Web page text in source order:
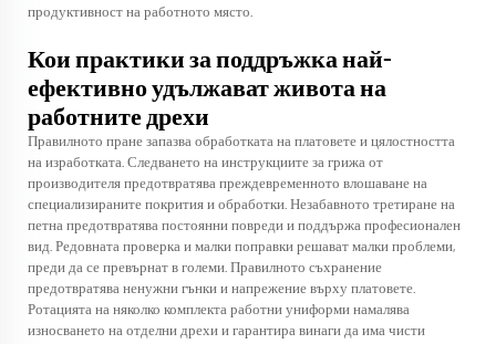
продуктивност на работното място.
Кои практики за поддръжка най-
ефективно удължават живота на
работните дрехи
Правилното пране запазва обработката на платовете и цялостността
на изработката. Следването на инструкциите за грижа от
производителя предотвратява преждевременното влошаване на
специализираните покрития и обработки. Незабавното третиране на
петна предотвратява постоянни повреди и поддържа професионален
вид. Редовната проверка и малки поправки решават малки проблеми,
преди да се превърнат в големи. Правилното съхранение
предотвратява ненужни гънки и напрежение върху платовете.
Ротацията на няколко комплекта работни униформи намалява
износването на отделни дрехи и гарантира винаги да има чисти